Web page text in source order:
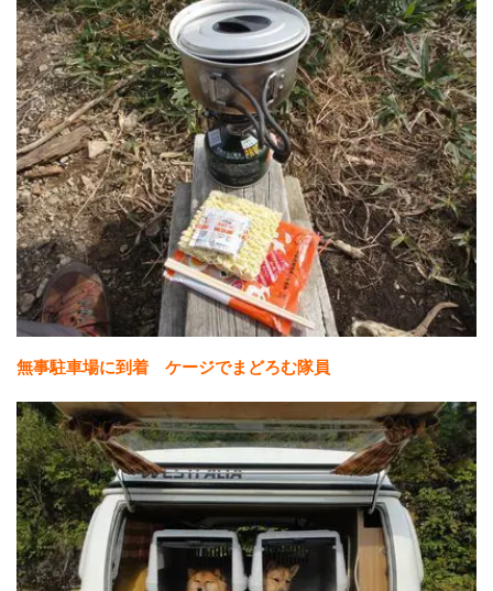
無事駐車場に到着 ケージでまどろむ隊員